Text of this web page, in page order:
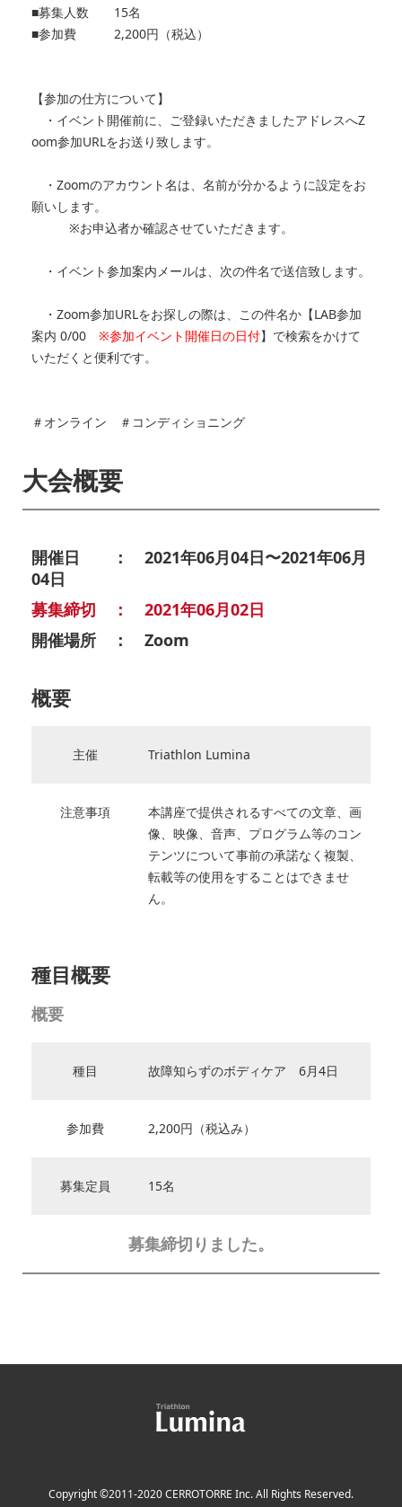
■募集人数 15名
■参加費 2,200円（税込）
【参加の仕方について】
・イベント開催前に、ご登録いただきましたアドレスへZ
oom参加URLをお送り致します。
・Zoomのアカウント名は、名前が分かるように設定をお
願いします。
※お申込者か確認させていただきます。
・イベント参加案内メールは、次の件名で送信致します。
・Zoom参加URLをお探しの際は、この件名か【LAB参加
案内 0/00 ※参加イベント開催日の日付】で検索をかけて
いただくと便利です。
＃オンライン ＃コンディショニング
大会概要
開催日 ： 2021年06月04日〜2021年06月
04日
募集締切 ： 2021年06月02日
開催場所 ： Zoom
概要
主催 Triathlon Lumina
注意事項
本講座で提供されるすべての文章、画
像、映像、音声、プログラム等のコン
テンツについて事前の承諾なく複製、
転載等の使用をすることはできませ
ん。
種目概要
概要
種目 故障知らずのボディケア 6月4日
参加費 2,200円（税込み）
募集定員 15名
募集締切りました。
Copyright ©2011-2020 CERROTORRE Inc. All Rights Reserved.